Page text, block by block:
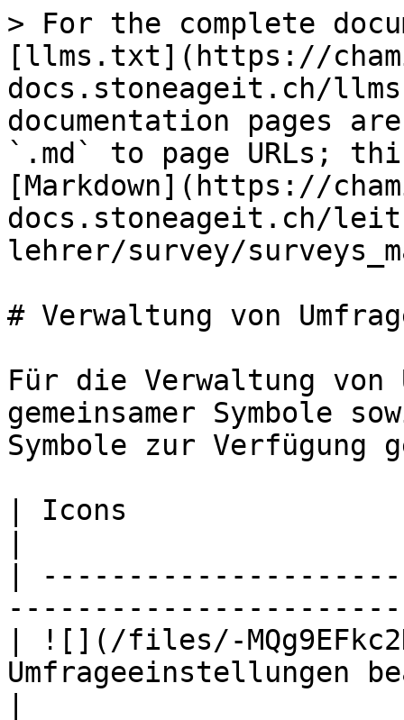
> For the complete
[llms.txt](https://
docs.stoneageit.ch/
documentation pages
`.md` to page URLs;
[Markdown](https://
docs.stoneageit.ch/
lehrer/survey/
# Verwaltung von
Für die Verwaltung von
gemeinsamer Symbole
Symbole zur
| Icons
|
| ![](/files/-
Umfrageeinstellungen